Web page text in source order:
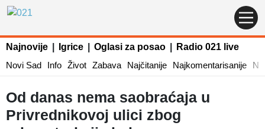
Najnovije Igrice Oglasi za posao
Radio 021 live
Novi Sad
Info Život Zabava Najčitanije Najkomentarisanije
Od danas nema saobraćaja u
Privrednikovoj ulici zbog